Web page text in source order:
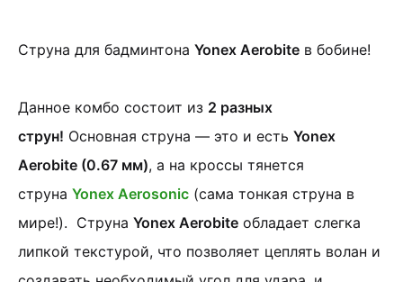
Струна для бадминтона Yonex Aerobite в бобине!
Данное комбо состоит из 2 разных
струн! Основная струна — это и есть Yonex
Aerobite (0.67 мм), а на кроссы тянется
струна Yonex Aerosonic (сама тонкая струна в
мире!). Струна Yonex Aerobite обладает слегка
липкой текстурой, что позволяет цеплять волан и